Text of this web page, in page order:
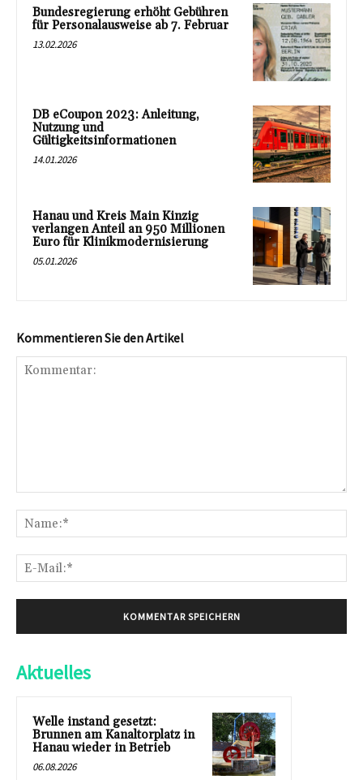
Bundesregierung erhöht Gebühren
für Personalausweise ab 7. Februar
13.02.2026
DB eCoupon 2023: Anleitung,
Nutzung und
Gültigkeitsinformationen
14.01.2026
Hanau und Kreis Main Kinzig
verlangen Anteil an 950 Millionen
Euro für Klinikmodernisierung
05.01.2026
Kommentieren Sie den Artikel
Aktuelles
Welle instand gesetzt:
Brunnen am Kanaltorplatz in
Hanau wieder in Betrieb
06.08.2026